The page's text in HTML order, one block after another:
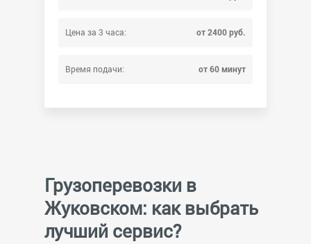
Цена за 3 часа: от 2400 руб.
Время подачи: от 60 минут
Грузоперевозки в
Жуковском: как выбрать
лучший сервис?